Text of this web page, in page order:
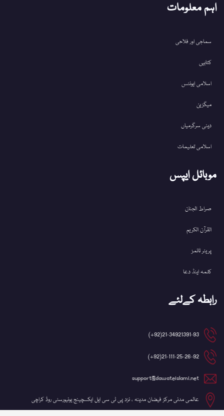
اہم معلومات
سماجی اور فلاحی
کتابیں
اسلامی ایونٹس
میگزین
دینی سرگرمیاں
اسلامی تعلیمات
موبائل ایپس
صراط الجنان
القرآن الکریم
پریئر ٹائمز
کلمہ اینڈ دعا
رابطہ کےلئے
21-34921391-93(92+)
21-111-25-26-92(92+)
support@dawateislami.net
عالمی مدنی مرکز فیضان مدینہ ، نزد پی ٹی سی ایل ایکسچینج یونیورسٹی روڈ کراچی